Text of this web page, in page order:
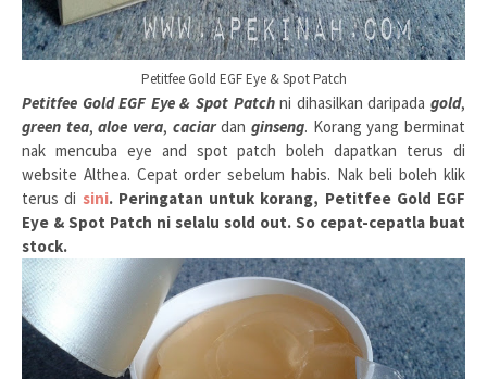
Petitfee Gold EGF Eye & Spot Patch
Petitfee Gold EGF Eye & Spot Patchni dihasilkan daripadagold,
green tea,aloe vera, caciardanginseng. Korang yang berminat
nak mencuba eye and spot patch boleh dapatkan terus di
website Althea. Cepat order sebelum habis. Nak beli boleh klik
terus di sini. Peringatan untuk korang, Petitfee Gold EGF
Eye & Spot Patch ni selalu sold out. So cepat-cepatla buat
stock.